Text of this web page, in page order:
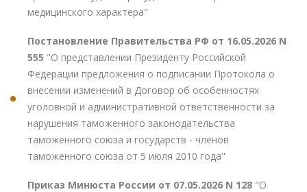
медицинского характера"
Постановление Правительства РФ от 16.05.2026 N
555 "О представлении Президенту Российской
Федерации предложения о подписании Протокола о
внесении изменений в Договор об особенностях
уголовной и административной ответственности за
нарушения таможенного законодательства
таможенного союза и государств - членов
таможенного союза от 5 июля 2010 года"
Приказ Минюста России от 07.05.2026 N 128 "О